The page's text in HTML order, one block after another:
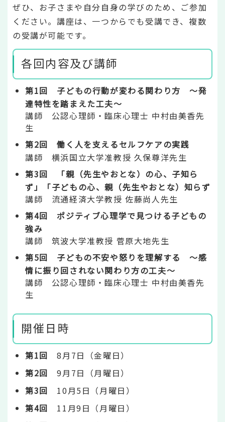
ぜひ、お子さまや自分自身の学びのため、ご参加
ください。講座は、一つからでも受講でき、複数
の受講が可能です。
各回内容及び講師
第1回 子どもの行動が変わる関わり方 ～発
達特性を踏まえた工夫～
講師 公認心理師・臨床心理士 中村由美香先
生
第2回 働く人を支えるセルフケアの実践
講師 横浜国立大学准教授 久保尊洋先生
第3回 「親（先生やおとな）の心、子知ら
ず」「子どもの心、親（先生やおとな）知らず
講師 流通経済大学教授 佐藤尚人先生
第4回 ポジティブ心理学で見つける子どもの
強み
講師 筑波大学准教授 菅原大地先生
第5回 子どもの不安や怒りを理解する ～感
情に振り回されない関わり方の工夫～
講師 公認心理師・臨床心理士 中村由美香先
生
開催日時
第1回8月7日（金曜日）
第2回9月7日（月曜日）
第3回 10月5日（月曜日）
第4回 11月9日（月曜日）